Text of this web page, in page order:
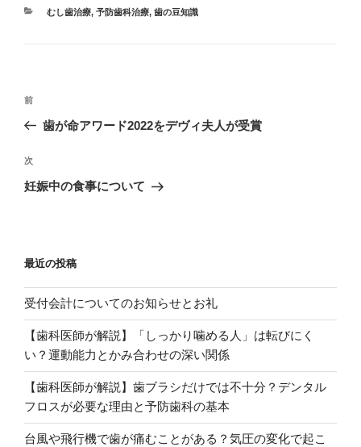
カ
むし歯治療, 予防歯科治療, 歯の豆知識
投
ビ
ゲ
ン
過
去
投
稿
前
歯が命アワード2022をデヴィ夫人が受賞
次
の
次
妊娠中の食事について
最近の投稿
受付会計についてのお知らせとお礼
【歯科医師が解説】「しっかり噛める人」は転びにく
い？運動能力とかみ合わせの深い関係
【歯科医師が解説】歯ブラシだけでは不十分？デンタル
フロスが必要な理由と予防歯科の基本
台風や飛行機で歯が痛むことがある？気圧の変化で起こ